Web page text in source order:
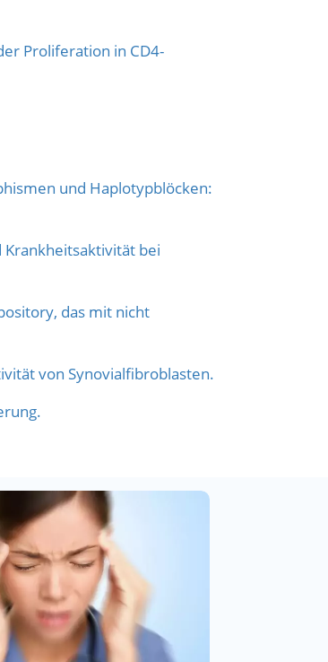
Proliferation in CD4-
und Haplotypblöcken:
Krankheitsaktivität bei
das mit nicht
von Synovialfibroblasten.